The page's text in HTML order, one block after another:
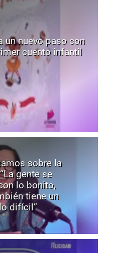
un nuevo paso con
cuento infantil
sobre la
gente se
lo bonito,
tiene un
difícil”